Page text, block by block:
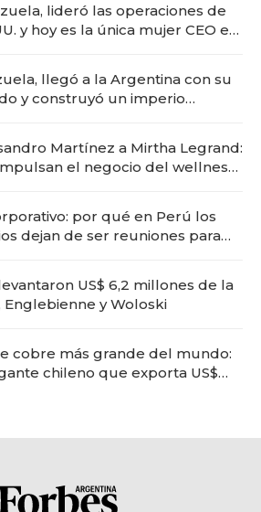
lideró las operaciones de
y hoy es la única mujer CEO en
llegó a la Argentina con su
y construyó un imperio
Martínez a Mirtha Legrand:
el negocio del wellness
por qué en Perú los
dejan de ser reuniones para
US$ 6,2 millones de la
Englebienne y Woloski
cobre más grande del mundo:
chileno que exporta US$